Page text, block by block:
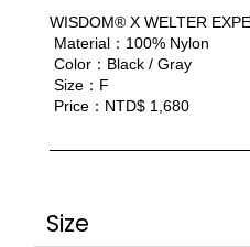
WISDOM® X WELTER
Material：100% Nylon
Color：Black / Gray
Size：F
Price：NTD$ 1,680
Size